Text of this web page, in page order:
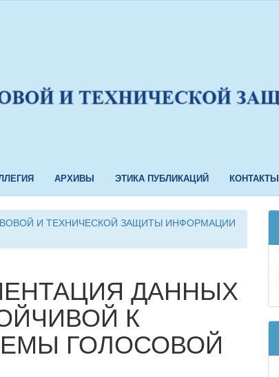
АРХИВЫ ЭТИКА ПУБЛИКАЦИЙ КОНТАКТЫ
И ТЕХНИЧЕСКОЙ ЗАЩИТЫ ИНФОРМАЦИИ
ДАННЫХ
К
ГОЛОСОВОЙ